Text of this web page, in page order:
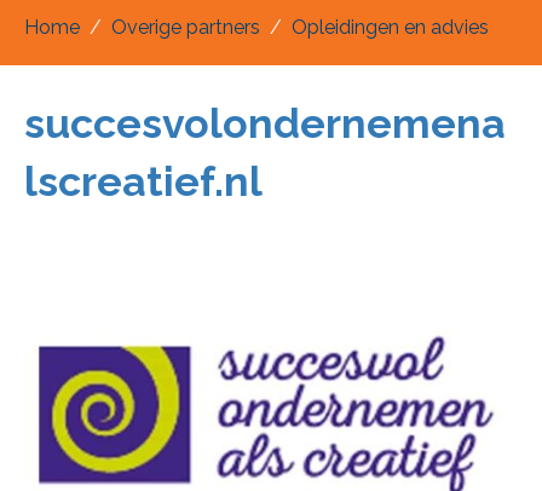
Home Overige partners Opleidingen en advies
succesvolondernemena
lscreatief.nl